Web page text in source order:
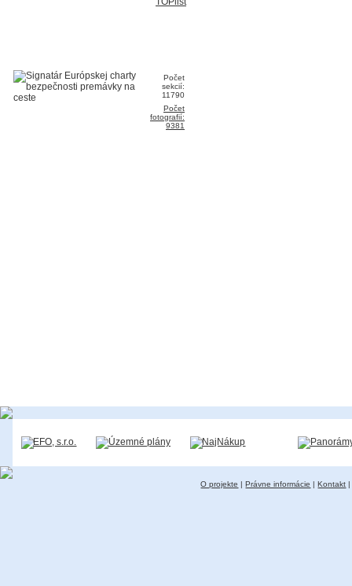
Počet
sekcií:
11790
Počet
fotografií:
9381
O projekte |Právne informácie |Kontakt